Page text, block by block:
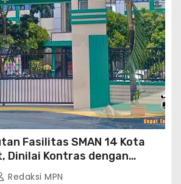
Fasilitas SMAN 14 Kota
Dinilai Kontras dengan
Jabar
Redaksi MPN